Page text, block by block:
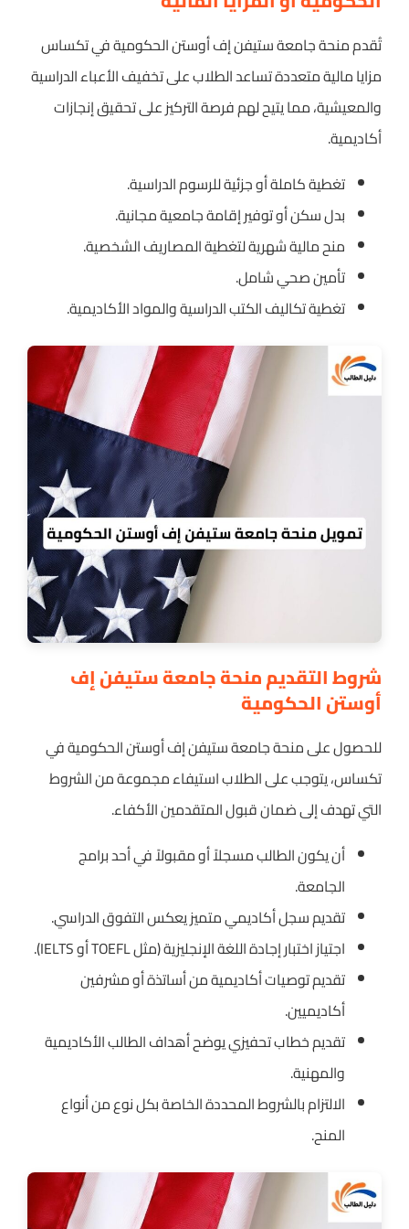
تُقدم منحة جامعة ستيفن إف أوستن الحكومية في تكساس
مزايا مالية متعددة تساعد الطلاب على تخفيف الأعباء الدراسية
والمعيشية، مما يتيح لهم فرصة التركيز على تحقيق إنجازات
أكاديمية.
تغطية كاملة أو جزئية للرسوم الدراسية.
بدل سكن أو توفير إقامة جامعية مجانية.
منح مالية شهرية لتغطية المصاريف الشخصية.
تأمين صحي شامل.
تغطية تكاليف الكتب الدراسية والمواد الأكاديمية.
شروط التقديم منحة جامعة ستيفن إف
أوستن الحكومية
للحصول على منحة جامعة ستيفن إف أوستن الحكومية في
تكساس، يتوجب على الطلاب استيفاء مجموعة من الشروط
التي تهدف إلى ضمان قبول المتقدمين الأكفاء.
أن يكون الطالب مسجلاً أو مقبولاً في أحد برامج
الجامعة.
تقديم سجل أكاديمي متميز يعكس التفوق الدراسي.
اجتياز اختبار إجادة اللغة الإنجليزية (مثل TOEFL أو IELTS).
تقديم توصيات أكاديمية من أساتذة أو مشرفين
أكاديميين.
تقديم خطاب تحفيزي يوضح أهداف الطالب الأكاديمية
والمهنية.
الالتزام بالشروط المحددة الخاصة بكل نوع من أنواع
المنح.